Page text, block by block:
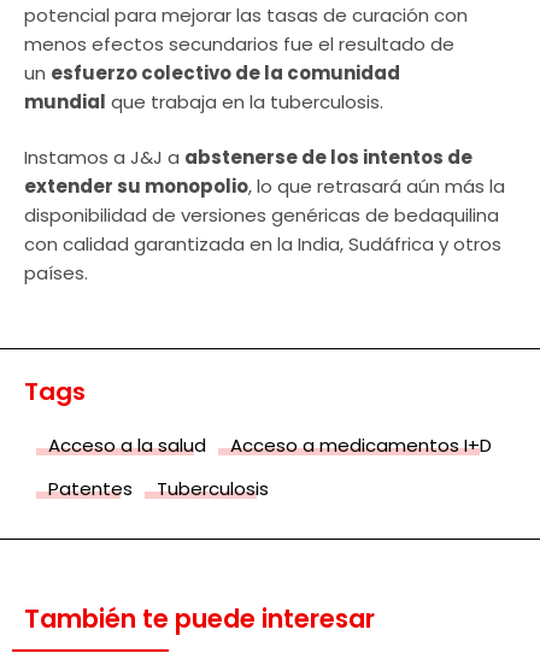
potencial para mejorar las tasas de curación con
menos efectos secundarios fue el resultado de
un esfuerzo colectivo de la comunidad
mundial que trabaja en la tuberculosis.
Instamos a J&J a abstenerse de los intentos de
extender su monopolio, lo que retrasará aún más la
disponibilidad de versiones genéricas de bedaquilina
con calidad garantizada en la India, Sudáfrica y otros
países.
Tags
Acceso a la salud
Acceso a medicamentos I+D
Patentes
Tuberculosis
También te puede interesar